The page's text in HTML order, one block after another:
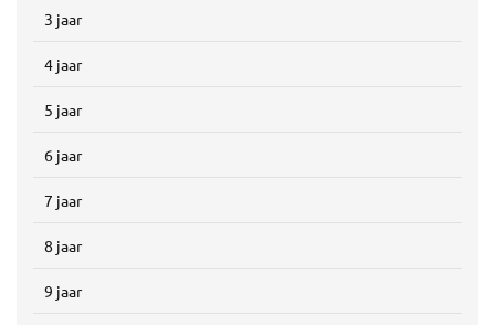
3 jaar
4 jaar
5 jaar
6 jaar
7 jaar
8 jaar
9 jaar